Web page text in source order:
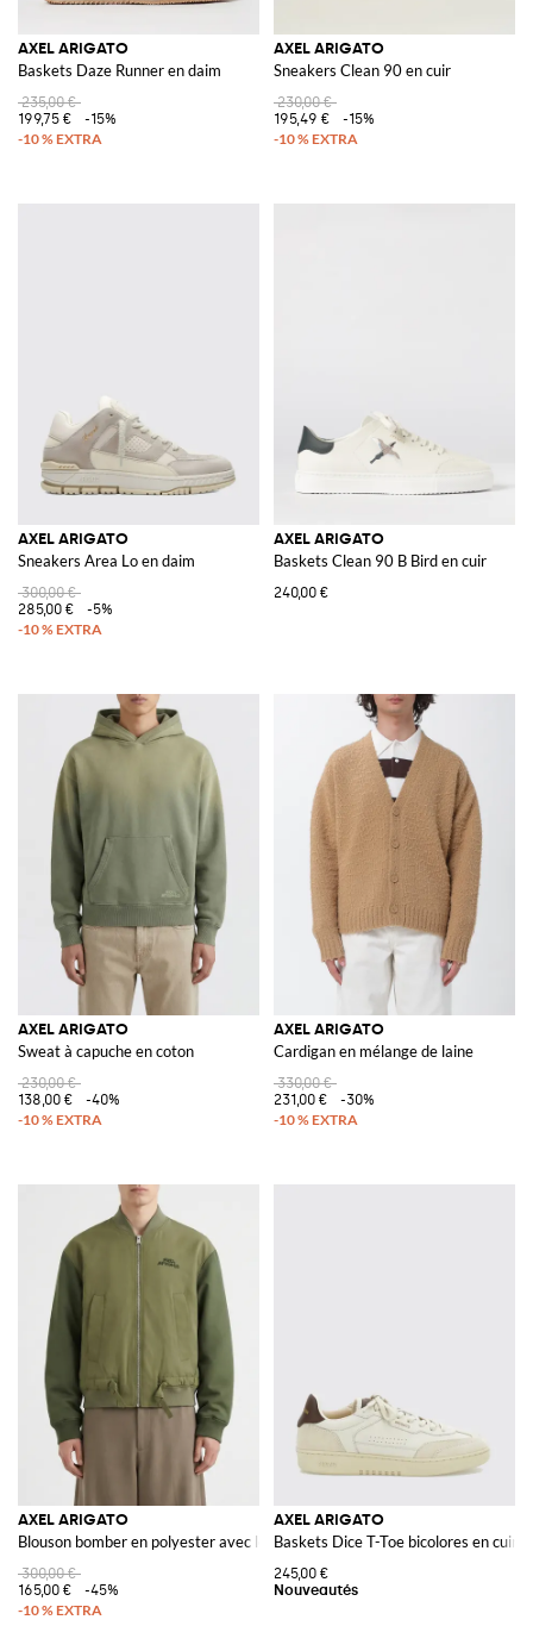
AXEL ARIGATO
Baskets Daze Runner en daim
235,00 €
199,75 €
-15%
AXEL ARIGATO
Sneakers Clean 90 en cuir
230,00 €
195,49 €
-15%
AXEL ARIGATO
Sneakers Area Lo en daim
300,00 €
285,00 €
-5%
AXEL ARIGATO
Baskets Clean 90 B Bird en cuir
240,00 €
AXEL ARIGATO
Sweat à capuche en coton
230,00 €
138,00 €
-40%
AXEL ARIGATO
Cardigan en mélange de laine
330,00 €
231,00 €
-30%
AXEL ARIGATO
Blouson bomber en polyester avec logo
300,00 €
165,00 €
-45%
AXEL ARIGATO
Baskets Dice T-Toe bicolores en cuir
245,00 €